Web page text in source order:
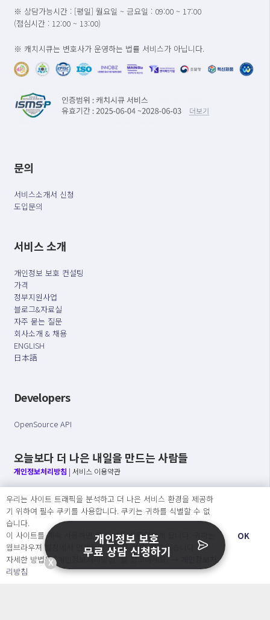
※ 상담가능시간 : [평일] 월요일 ~ 금요일 : 09:00 ~ 17:00
(점심시간 : 12:00 ~ 13:00)
※ 캐치시큐는 변호사가 운영하는 법률 서비스가 아닙니다.
문의
서비스소개서 신청
도입문의
서비스 소개
개인정보 보호 컨설팅
가격
정부지원사업
블로그&자료실
자주 묻는 질문
회사소개 & 채용
ENGLISH
日本語
Developers
OpenSource API
오늘보다 더 나은 내일을 만드는 사람들
개인정보처리방침 | 서비스 이용약관
○ 개인정보보호 컴플라이언스를 선도하겠습니다.
○ 정보주체의 권리를 보장하겠습니다.
○ 기업의 개인정보보호를 위한 효율적 관리를 보장하겠습니다.
Copyright Ⓒ
2026 O.NE PEOPLE Co., Ltd. All rights reserved.
우리는 사이트 트래픽을 분석하고 더 나은 서비스 환경을 제공하
기 위하여 필수 쿠키를 사용합니다. 쿠키는 귀하를 식별할 수 없
습니다.
이 사이트를 계속 사용하면 쿠키 사용에 동의하게 됩니다. 귀하는
웹브라우져 설정에서 언제든지 쿠키를 삭제 할 수있습니다.
자세한 방법은 “개인정보처리방침” 을 참고하세요. →
리방침
OK
X
개인정보 보호
무료 상담 신청하기